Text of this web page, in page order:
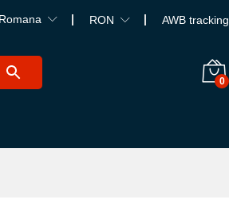
Romana RON AWB tracking
0